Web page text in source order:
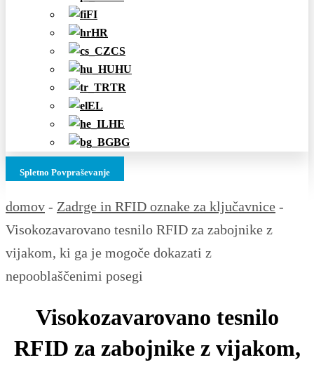
FI
HR
CS
HU
TR
EL
HE
BG
Spletno Povpraševanje
domov - Zadrge in RFID oznake za ključavnice -
Visokozavarovano tesnilo RFID za zabojnike z
vijakom, ki ga je mogoče dokazati z
nepooblaščenimi posegi
Visokozavarovano tesnilo
RFID za zabojnike z vijakom,